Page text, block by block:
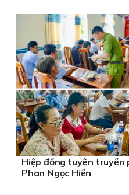
Hiệp đồng tuyên truyền
Phan Ngọc Hiển